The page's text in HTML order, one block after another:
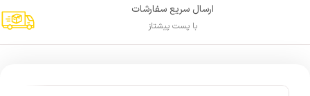
ارسال سریع سفارشات
با پست پیشتاز